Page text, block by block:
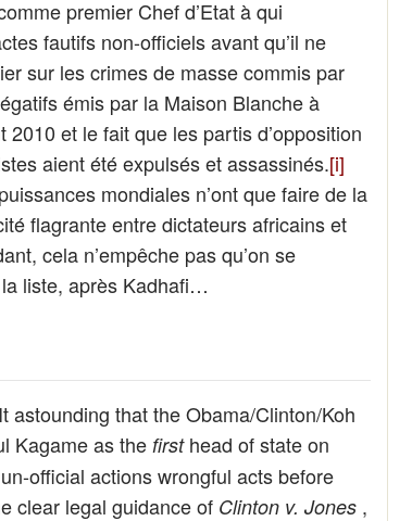
premier Chef d’Etat à qui
fautifs non-officiels avant qu’il ne
sur les crimes de masse commis par
émis par la Maison Blanche à
2010 et le fait que les partis d’opposition
aient été expulsés et assassinés.[i]
mondiales n’ont que faire de la
flagrante entre dictateurs africains et
cela n’empêche pas qu’on se
liste, après Kadhafi…
astounding that the Obama/Clinton/Koh
Kagame as the firsthead of state on
official actions wrongful acts before
clear legal guidance of Clinton v. Jones,